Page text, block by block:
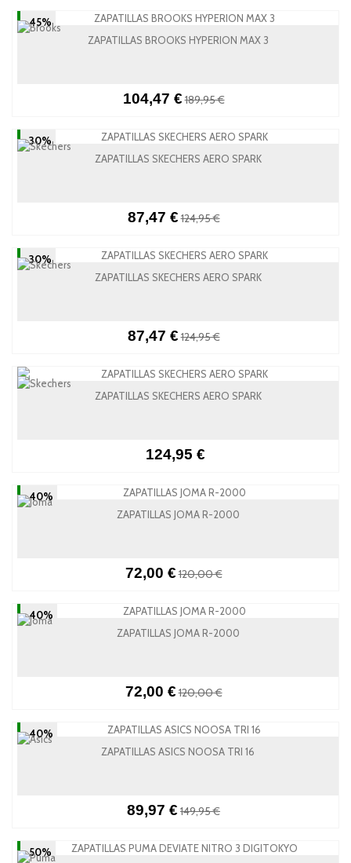
-45%
ZAPATILLAS BROOKS HYPERION MAX 3
104,47 €189,95 €
-30%
ZAPATILLAS SKECHERS AERO SPARK
87,47 €124,95 €
-30%
ZAPATILLAS SKECHERS AERO SPARK
87,47 €124,95 €
ZAPATILLAS SKECHERS AERO SPARK
124,95 €
-40%
ZAPATILLAS JOMA R-2000
72,00 €120,00 €
-40%
ZAPATILLAS JOMA R-2000
72,00 €120,00 €
-40%
ZAPATILLAS ASICS NOOSA TRI 16
89,97 € 149,95 €
-50%